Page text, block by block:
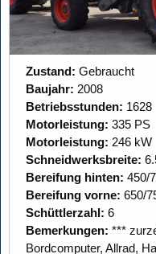
Zustand: Gebraucht
Baujahr: 2008
Betriebsstunden: 1628
Motorleistung: 335 PS
Motorleistung: 246 kW
Schneidwerksbreite:
Bereifung hinten: 450/
Bereifung vorne: 650/
Schüttlerzahl: 6
Bemerkungen: ***
Bordcomputer, Allrad,